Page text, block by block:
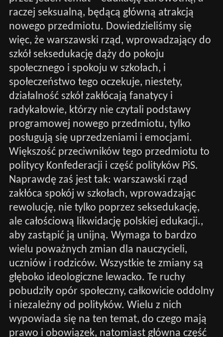
raczej seksualną, będącą główną atrakcją
nowego przedmiotu. Dowiedzieliśmy się
więc, że warszawski rząd, wprowadzający do
szkół seksedukację dąży do pokoju
społecznego i spokoju w szkołach, i
społeczeństwo tego oczekuje, niestety,
działalność szkół zakłócają fanatycy i
radykałowie, którzy nie czytali podstawy
programowej nowego przedmiotu, tylko
posługują się uprzedzeniami i emocjami.
Większość przeciwników tego przedmiotu to
politycy Konfederacji i część polityków PiS.
Naprawdę zaś jest tak: warszawski rząd
zakłóca spokój w szkołach, wprowadzając
rewolucję, nie tylko poprzez seksedukację,
ale całościową likwidację polskiej edukacji.,
aby zastąpić ją unijną. Wymaga to bardzo
wielu poważnych zmian dla nauczycieli,
uczniów i rodziców. Wszystkie te zmiany są
głęboko ideologiczne lewacko. Te ruchy
pobudziły opór społeczny, całkowicie oddolny
i niezależny od polityków. Wielu z nich
wypowiada się na ten temat, do czego mają
prawo i obowiązek, natomiast główna część